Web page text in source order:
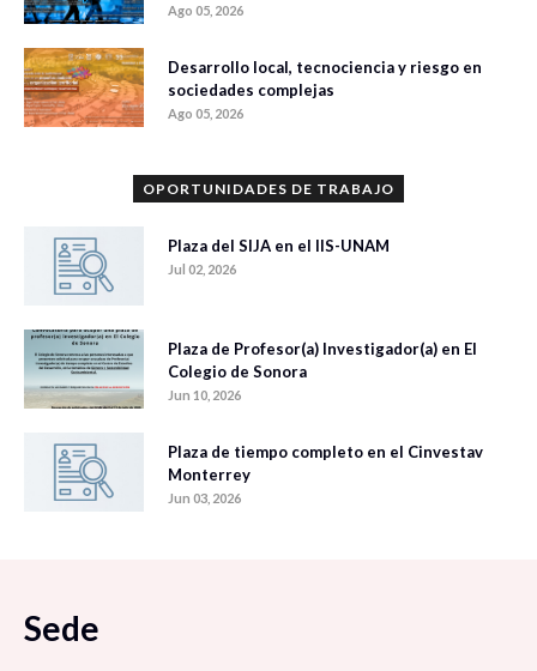
Ago 05, 2026
Desarrollo local, tecnociencia y riesgo en
sociedades complejas
Ago 05, 2026
OPORTUNIDADES DE TRABAJO
Plaza del SIJA en el IIS-UNAM
Jul 02, 2026
Plaza de Profesor(a) Investigador(a) en El
Colegio de Sonora
Jun 10, 2026
Plaza de tiempo completo en el Cinvestav
Monterrey
Jun 03, 2026
Sede